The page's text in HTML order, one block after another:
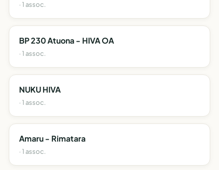
· 1 assoc.
BP 230 Atuona - HIVA OA
· 1 assoc.
NUKU HIVA
· 1 assoc.
Amaru - Rimatara
· 1 assoc.